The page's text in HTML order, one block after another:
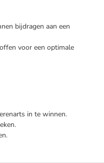
bijdragen aan een
voor een optimale
in te winnen.